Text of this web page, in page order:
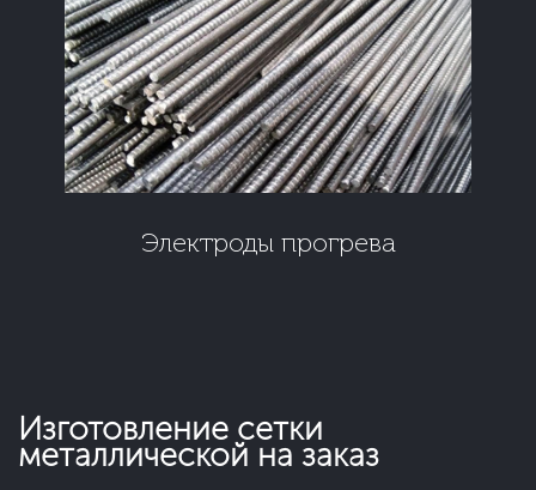
Электроды прогрева
Изготовление сетки
металлической на заказ